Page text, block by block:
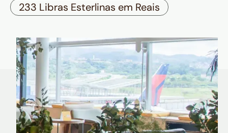
233 Libras Esterlinas em Reais
Quem é Nomad tem
muito mais